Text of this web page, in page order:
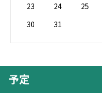
23
24 25
30
31
予定